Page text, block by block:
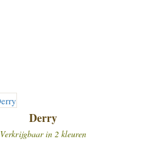
Derry
Verkrijgbaar in 2 kleuren